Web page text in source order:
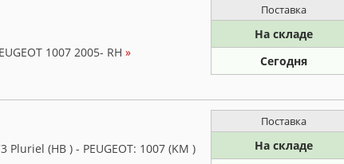
1007 2005- RH »
Поставка
На складе
Сегодня
Pluriel (HB ) - PEUGEOT: 1007 (KM )
Поставка
На складе